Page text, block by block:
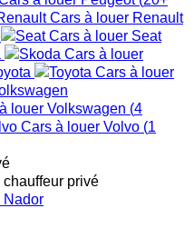
Renault
Seat
Volkswagen (4
Volvo (1
privé
Nador